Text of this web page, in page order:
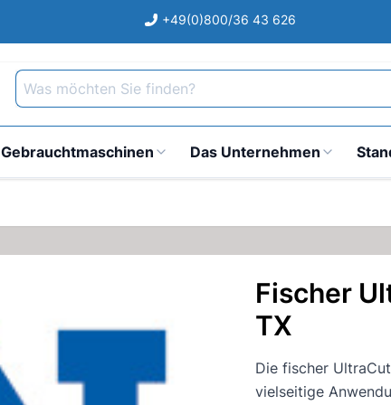
+49(0)800/36 43 626
Was möchten Sie finden?
Gebrauchtmaschinen Das Unternehmen
Fischer
TX
Die fischer
vielseitige